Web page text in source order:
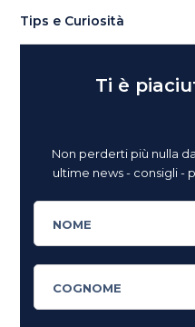
Tips e Curiosità
Ti è
Non perderti più nulla
ultime news - consigli -